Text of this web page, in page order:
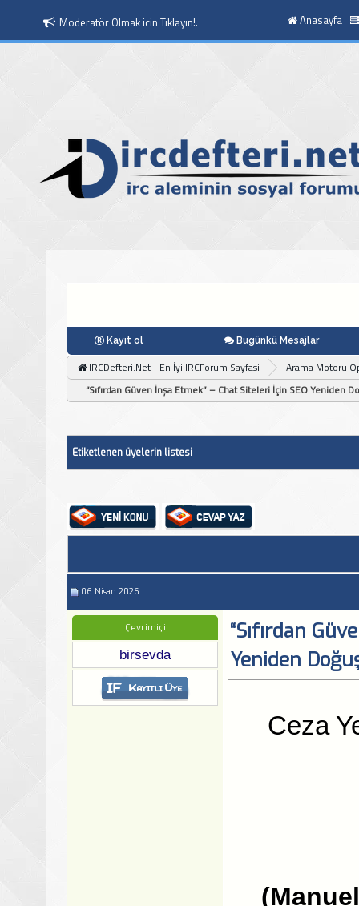
Moderatör Olmak icin Tıklayın!. Anasayfa
Kayıt ol Bugünkü Mesajlar
IRCDefteri.Net - En İyi IRCForum Sayfasi
Arama Motoru
“Sıfırdan Güven İnşa Etmek” – Chat Siteleri İçin SEO Yeniden
Etiketlenen üyelerin listesi
06.Nisan.2026
Çevrimiçi
birsevda
“Sıfırdan
Yeniden
Ceza